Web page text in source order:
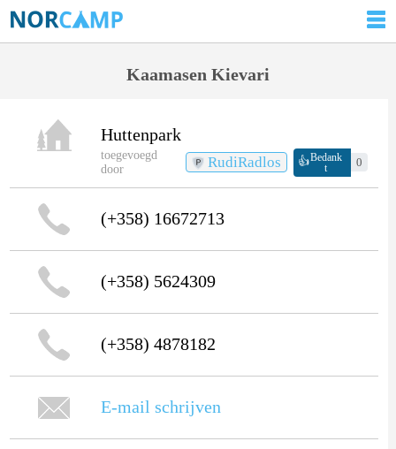
Kaamasen Kievari
Huttenpark
toegevoegd
door
RudiRadlos 👍Bedank
t
0
(+358) 16672713
(+358) 5624309
(+358) 4878182
E-mail schrijven